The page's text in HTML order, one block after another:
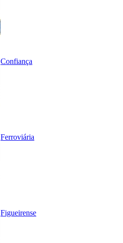
Confiança
Ferroviária
Figueirense